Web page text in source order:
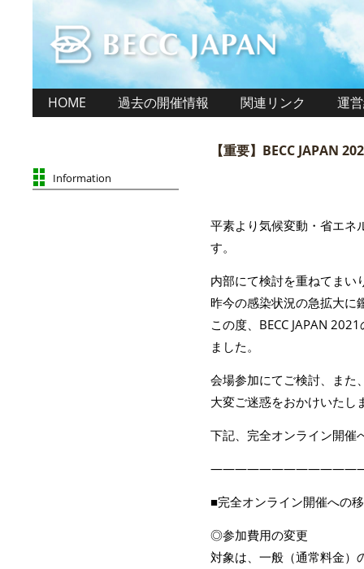
HOME 過去の開催情報 関連リンク 運
Information
【重要】BECC JAPAN
平素より気候変動・省エネ
す。
内部にて検討を重ねてまい
昨今の感染状況の急拡大に
この度、BECC JAPAN
ました。
会場参加にてご検討、また
大変ご迷惑をおかけいたし
下記、完全オンライン開催
■完全オンライン開催への
◎参加費用の変更
対象は、一般（通常料金）